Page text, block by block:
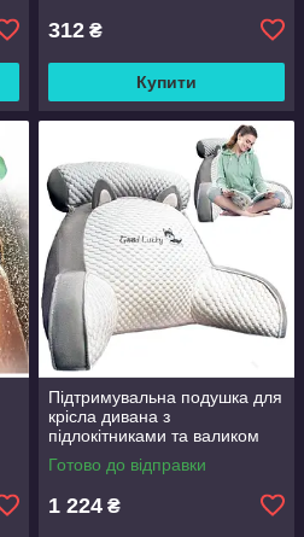
312 ₴
Купити
Підтримувальна подушка для
крісла дивана з
підлокітниками та валиком
Good Lucky
Готово до відправки
1 224 ₴